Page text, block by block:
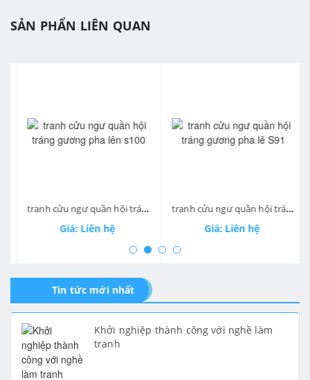
SẢN PHẨN LIÊN QUAN
tranh cửu ngư quần hội tráng gương pha lên s100
Giá: Liên hệ
tranh cửu ngư quần hội tráng gương pha lê S91
Giá: Liên hệ
Tin tức mới nhất
Khởi nghiệp thành công với nghề làm
tranh